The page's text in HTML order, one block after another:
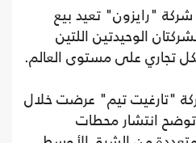
"رايزون" تعيد بيع
الوحيدتين اللتين
تجاري على مستوى العالم.
"تارغيت تيم" عرضت خلال
توضح انتشار محطات